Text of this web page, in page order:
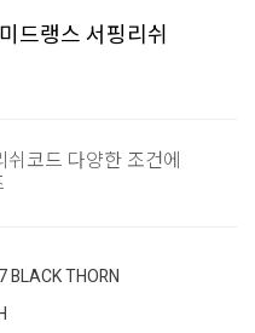
드랭스 서핑리쉬
코드 다양한 조건에
BLACK THORN